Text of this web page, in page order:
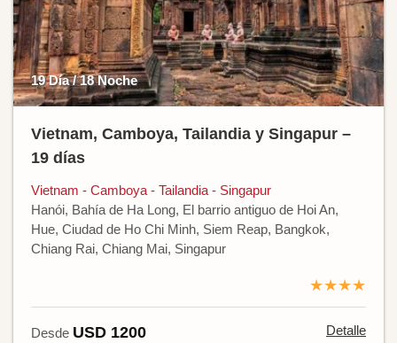
19 Día / 18 Noche
Vietnam, Camboya, Tailandia y Singapur –
19 días
Vietnam - Camboya - Tailandia - Singapur
Hanói, Bahía de Ha Long, El barrio antiguo de Hoi An,
Hue, Ciudad de Ho Chi Minh, Siem Reap, Bangkok,
Chiang Rai, Chiang Mai, Singapur
★★★★
Desde USD 1200 Detalle